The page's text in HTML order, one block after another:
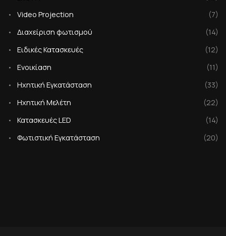
•
Video Projection
(7)
•
Διαχείριση φωτισμού
(14)
•
Ειδικές Κατασκευές
(12)
•
Ενοικίαση
(11)
•
Ηχητική Εγκατάσταση
(33)
•
Ηχητική Μελέτη
(22)
•
Κατασκευές LED
(14)
•
Φωτιστική Eγκατάσταση (20)